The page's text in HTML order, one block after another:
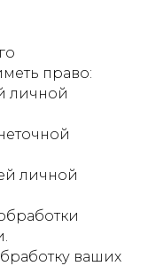
право:
личной
личной
ваших